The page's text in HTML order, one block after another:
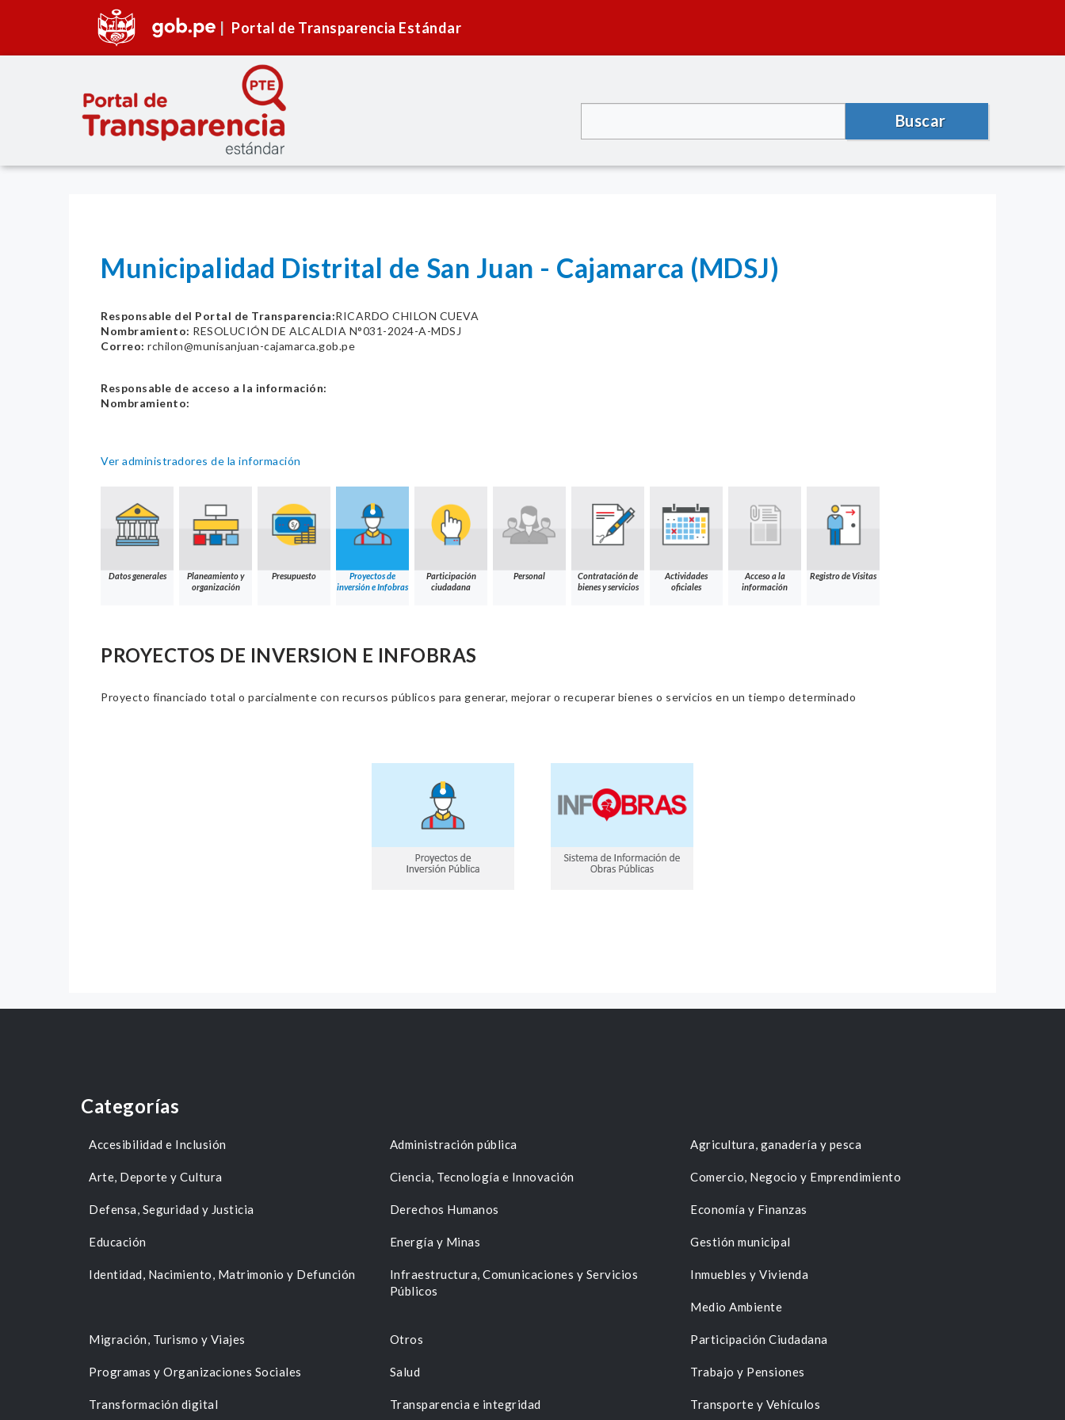
Portal de Transparencia Estándar
Buscar
Municipalidad Distrital de San Juan - Cajamarca (MDSJ)
Responsable del Portal de Transparencia:RICARDO CHILON CUEVA
Nombramiento: RESOLUCIÓN DE ALCALDIA N°031-2024-A-MDSJ
Correo: rchilon@munisanjuan-cajamarca.gob.pe
Responsable de acceso a la información:
Nombramiento:
Ver administradores de la información
Datos generales
Planeamiento y
organización
Presupuesto
Proyectos de
inversión e Infobras
Participación
ciudadana
Personal
Contratación de
bienes y servicios
Actividades
oficiales
Acceso a la
información
Registro de Visitas
PROYECTOS DE INVERSION E INFOBRAS
Proyecto financiado total o parcialmente con recursos públicos para generar, mejorar o recuperar bienes o servicios en un tiempo determinado
Categorías
Accesibilidad e Inclusión Administración pública Agricultura, ganadería y pesca
Arte, Deporte y Cultura Ciencia, Tecnología e Innovación Comercio, Negocio y Emprendimiento
Defensa, Seguridad y Justicia Derechos Humanos Economía y Finanzas
Educación Energía y Minas Gestión municipal
Identidad, Nacimiento, Matrimonio y Defunción
Infraestructura, Comunicaciones y Servicios
Públicos
Inmuebles y Vivienda
Medio Ambiente
Migración, Turismo y Viajes Otros Participación Ciudadana
Programas y Organizaciones Sociales Salud Trabajo y Pensiones
Transformación digital Transparencia e integridad Transporte y Vehículos